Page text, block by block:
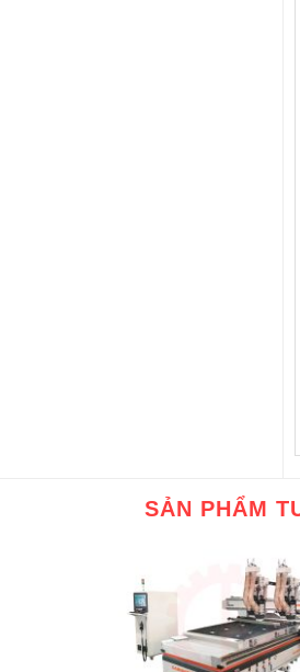
SẢN PHẨM